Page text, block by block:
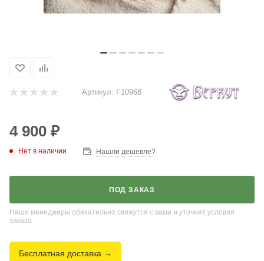
Артикул: F10968
4 900 ₽
Нет в наличии Нашли дешевле?
ПОД ЗАКАЗ
Наши менеджеры обязательно свяжутся с вами и уточнят условия
заказа
Бесплатная доставка →